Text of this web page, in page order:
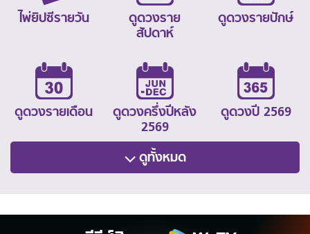
ไพ่ยิปซีรายวัน
ดูดวงราย
สัปดาห์
ดูดวงรายปักษ์
ดูดวงรายเดือน
ดูดวงครึ่งปีหลัง
2569
ดูดวงปี 2569
ดูทั้งหมด